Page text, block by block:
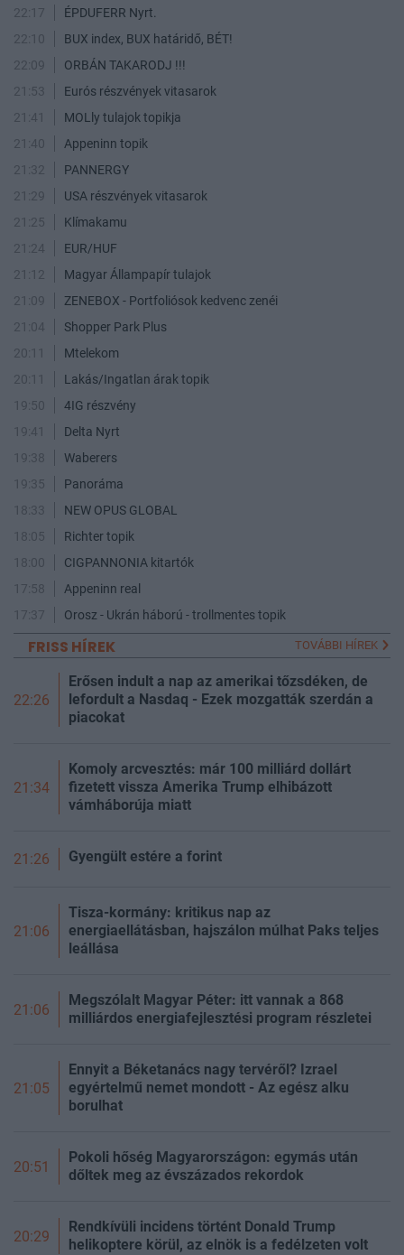
22:17
ÉPDUFERR Nyrt.
22:10
BUX index, BUX határidő, BÉT!
22:09
ORBÁN TAKARODJ !!!
21:53
Eurós részvények vitasarok
21:41
MOLly tulajok topikja
21:40
Appeninn topik
21:32
PANNERGY
21:29
USA részvények vitasarok
21:25
Klímakamu
21:24
EUR/HUF
21:12
Magyar Állampapír tulajok
21:09
ZENEBOX - Portfoliósok kedvenc zenéi
21:04
Shopper Park Plus
20:11
Mtelekom
20:11
Lakás/Ingatlan árak topik
19:50
4IG részvény
19:41
Delta Nyrt
19:38
Waberers
19:35
Panoráma
18:33
NEW OPUS GLOBAL
18:05
Richter topik
18:00
CIGPANNONIA kitartók
17:58
Appeninn real
17:37
Orosz - Ukrán háború - trollmentes topik
FRISS HÍREK TOVÁBBI HÍREK
22:26
Erősen indult a nap az amerikai tőzsdéken, de
lefordult a Nasdaq - Ezek mozgatták szerdán a
piacokat
21:34
Komoly arcvesztés: már 100 milliárd dollárt
fizetett vissza Amerika Trump elhibázott
vámháborúja miatt
21:26 Gyengült estére a forint
21:06
Tisza-kormány: kritikus nap az
energiaellátásban, hajszálon múlhat Paks teljes
leállása
21:06
Megszólalt Magyar Péter: itt vannak a 868
milliárdos energiafejlesztési program részletei
21:05
Ennyit a Béketanács nagy tervéről? Izrael
egyértelmű nemet mondott - Az egész alku
borulhat
20:51
Pokoli hőség Magyarországon: egymás után
dőltek meg az évszázados rekordok
20:29
Rendkívüli incidens történt Donald Trump
helikoptere körül, az elnök is a fedélzeten volt